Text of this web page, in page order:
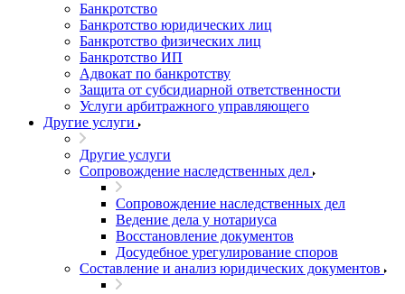
Банкротство
Банкротство юридических лиц
Банкротство физических лиц
Банкротство ИП
Адвокат по банкротству
Защита от субсидиарной ответственности
Услуги арбитражного управляющего
Другие услуги
Другие услуги
Сопровождение наследственных дел
Сопровождение наследственных дел
Ведение дела у нотариуса
Восстановление документов
Досудебное урегулирование споров
Составление и анализ юридических документов